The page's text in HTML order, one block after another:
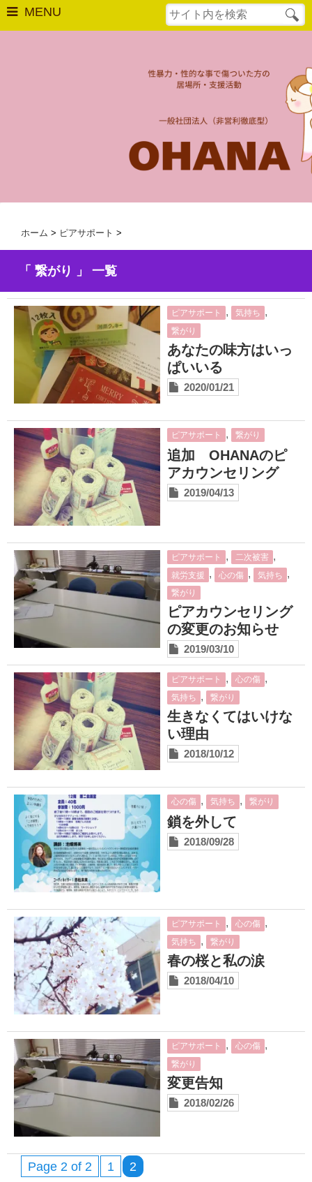
MENU
活動実績
安心できる居場所
カウンセリングとトラウマ回復プログラム
ソーシャルワーク研究会
週末緊急シェルター
あなた自身を大切にするために
ご支援のお願い
ブログ
コンタクト
Close
ホーム > ピアサポート >
「 繋がり 」 一覧
ピアサポート , 気持ち ,
繋がり
あなたの味方はいっ
ぱいいる
2020/01/21
ピアサポート , 繋がり
追加 OHANAのピ
アカウンセリング
2019/04/13
ピアサポート , 二次被害 ,
就労支援 , 心の傷 , 気持ち ,
繋がり
ピアカウンセリング
の変更のお知らせ
2019/03/10
ピアサポート , 心の傷 ,
気持ち , 繋がり
生きなくてはいけな
い理由
2018/10/12
心の傷 , 気持ち , 繋がり
鎖を外して
2018/09/28
ピアサポート , 心の傷 ,
気持ち , 繋がり
春の桜と私の涙
2018/04/10
ピアサポート , 心の傷 ,
繋がり
変更告知
2018/02/26
Page 2 of 2 1 2